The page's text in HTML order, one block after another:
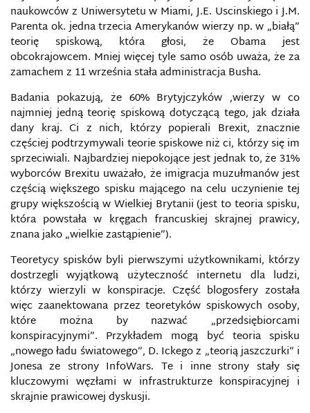
naukowców z Uniwersytetu w Miami, J.E. Uscinskiego i J.M.
Parenta ok. jedna trzecia Amerykanów wierzy np. w „białą”
teorię spiskową, która głosi, że Obama jest
obcokrajowcem. Mniej więcej tyle samo osób uważa, że ​​za
zamachem z 11 września stała administracja Busha.
Badania pokazują, że 60% Brytyjczyków ,wierzy w co
najmniej jedną teorię spiskową dotyczącą tego, jak działa
dany kraj. Ci z nich, którzy popierali Brexit, znacznie
częściej podtrzymywali teorie spiskowe niż ci, którzy się im
sprzeciwiali. Najbardziej niepokojące jest jednak to, że 31%
wyborców Brexitu uważało, że imigracja muzułmanów jest
częścią większego spisku mającego na celu uczynienie tej
grupy większością w Wielkiej Brytanii (jest to teoria spisku,
która powstała w kręgach francuskiej skrajnej prawicy,
znana jako „wielkie zastąpienie”).
Teoretycy spisków byli pierwszymi użytkownikami, którzy
dostrzegli wyjątkową użyteczność internetu dla ludzi,
którzy wierzyli w konspiracje. Część blogosfery została
więc zaanektowana przez teoretyków spiskowych osoby,
które można by nazwać „przedsiębiorcami
konspiracyjnymi”. Przykładem mogą być teoria spisku
„nowego ładu światowego”, D. Ickego z „teorią jaszczurki” i
Jonesa ze strony InfoWars. Te i inne strony stały się
kluczowymi węzłami w infrastrukturze konspiracyjnej i
skrajnie prawicowej dyskusji.